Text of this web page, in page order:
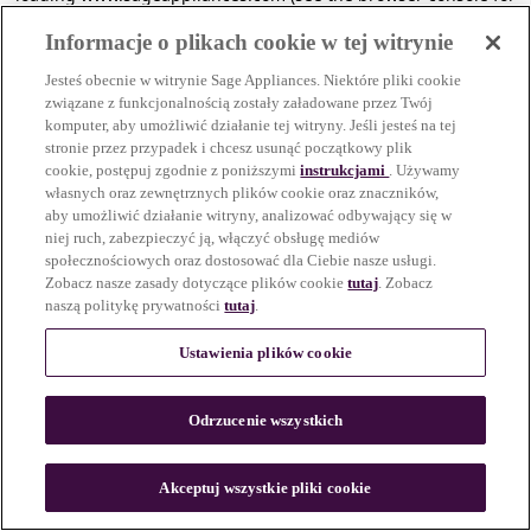
n
Informacje o plikach cookie w tej witrynie
Jesteś obecnie w witrynie Sage Appliances. Niektóre pliki cookie
związane z funkcjonalnością zostały załadowane przez Twój
komputer, aby umożliwić działanie tej witryny. Jeśli jesteś na tej
stronie przez przypadek i chcesz usunąć początkowy plik
cookie, postępuj zgodnie z poniższymiinstrukcjami . Używamy
własnych oraz zewnętrznych plików cookie oraz znaczników,
aby umożliwić działanie witryny, analizować odbywający się w
niej ruch, zabezpieczyć ją, włączyć obsługę mediów
społecznościowych oraz dostosować dla Ciebie nasze usługi.
Zobacz nasze zasady dotyczące plików cookietutaj. Zobacz
naszą politykę prywatnościtutaj.
Ustawienia plików cookie
Odrzucenie wszystkich
Akceptuj wszystkie pliki cookie